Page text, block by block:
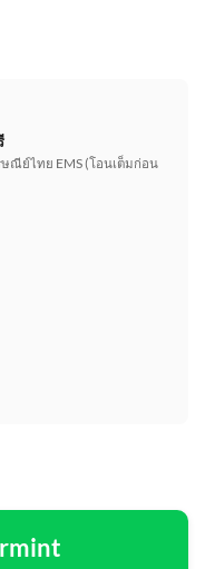
ณีย์ไทย EMS (โอนเต็มก่อน